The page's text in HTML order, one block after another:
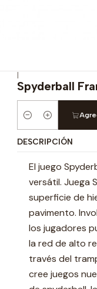
|
Spyderball
Cantidad
DESCRIPCIÓN
El juego
versátil. Juega
superficie de
pavimento.
los jugadores
la red de alto
través del
cree juegos